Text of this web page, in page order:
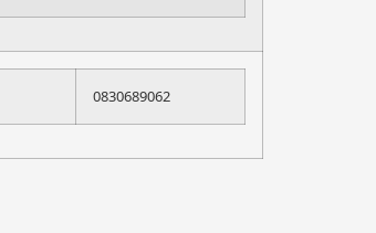
0830689062